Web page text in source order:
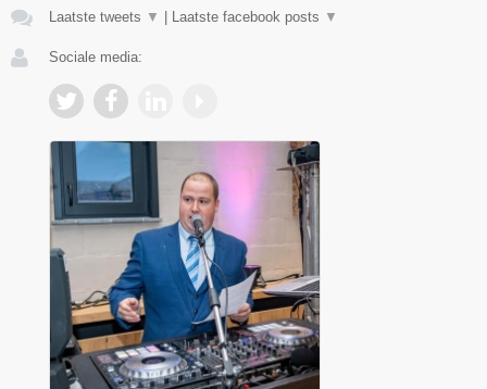
Laatste tweets ▼ Laatste facebook posts ▼
Sociale media: